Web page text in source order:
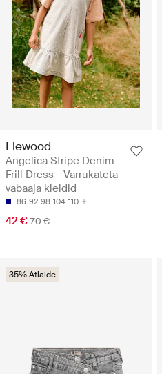
Liewood
Angelica Stripe Denim
Frill Dress - Varrukateta
vabaaja kleidid
86 92 98 104 110
42 € 70 €
35% Atlaide